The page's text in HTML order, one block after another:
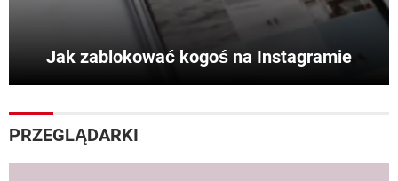
Jak zablokować kogoś na Instagramie
PRZEGLĄDARKI